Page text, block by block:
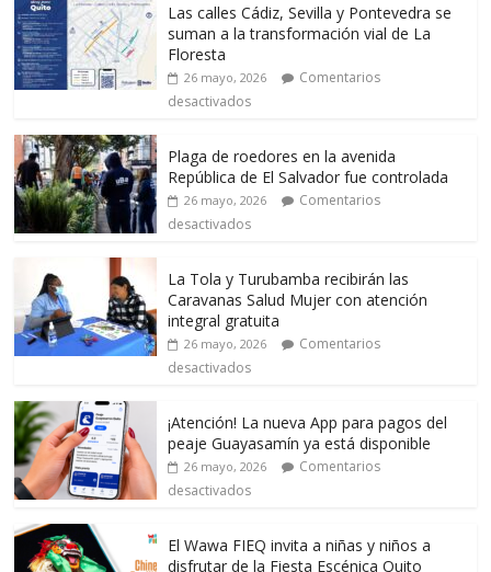
Las calles Cádiz, Sevilla y Pontevedra se
suman a la transformación vial de La
Floresta
26 mayo, 2026
Comentarios
desactivados
Plaga de roedores en la avenida
República de El Salvador fue controlada
26 mayo, 2026
Comentarios
desactivados
La Tola y Turubamba recibirán las
Caravanas Salud Mujer con atención
integral gratuita
26 mayo, 2026
Comentarios
desactivados
¡Atención! La nueva App para pagos del
peaje Guayasamín ya está disponible
26 mayo, 2026
Comentarios
desactivados
El Wawa FIEQ invita a niñas y niños a
disfrutar de la Fiesta Escénica Quito